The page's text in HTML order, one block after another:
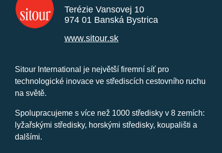
Terézie Vansovej 10
974 01 Banská Bystrica
www.sitour.sk
Sitour International je největší firemní síť pro
technologické inovace ve střediscích cestovního ruchu
na světě.
Spolupracujeme s více než 1000 středisky v 8 zemích:
lyžařskými středisky, horskými středisky, koupališti a
dalšími.